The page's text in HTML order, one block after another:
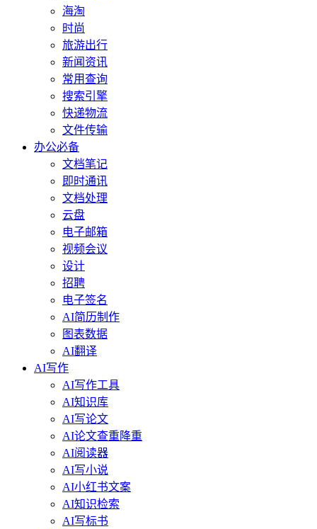
海淘
时尚
旅游出行
新闻资讯
常用查询
搜索引擎
快递物流
文件传输
办公必备
文档笔记
即时通讯
文档处理
云盘
电子邮箱
视频会议
设计
招聘
电子签名
AI简历制作
图表数据
AI翻译
AI写作
AI写作工具
AI知识库
AI写论文
AI论文查重降重
AI阅读器
AI写小说
AI小红书文案
AI知识检索
AI写标书